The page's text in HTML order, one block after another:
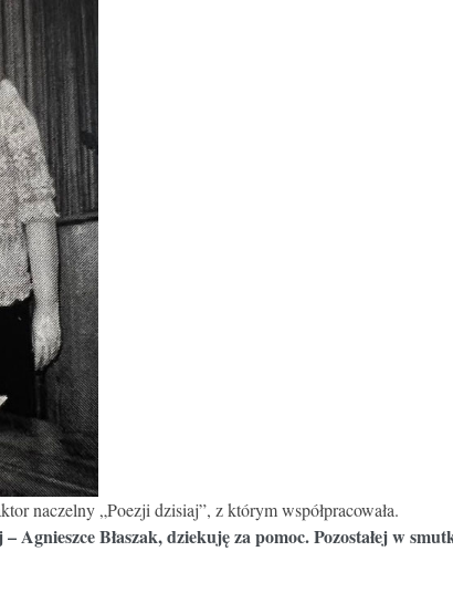
naczelny „Poezji dzisiaj”, z którym współpracowała.
Błaszak, dziekuję za pomoc. Pozostałej w